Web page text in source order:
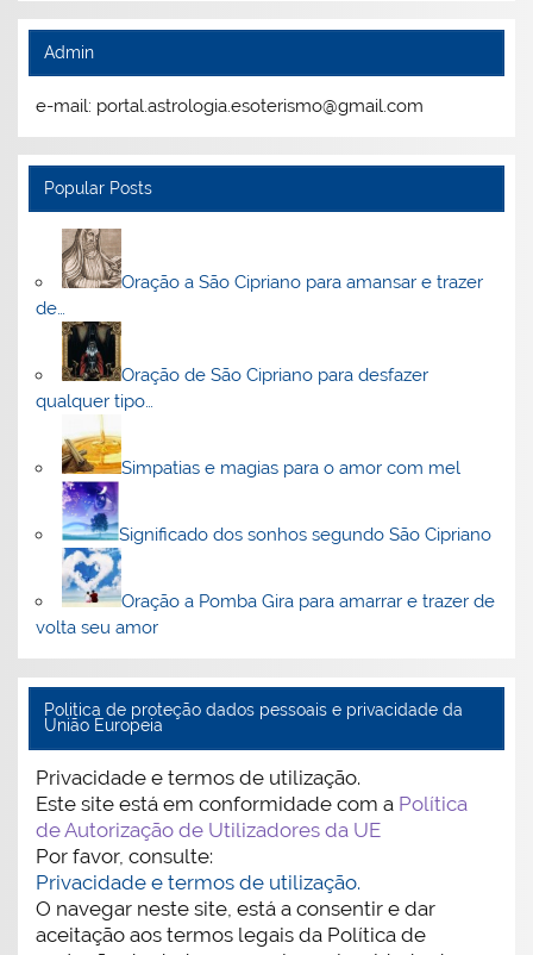
Admin
e-mail: portal.astrologia.esoterismo@gmail.com
Popular Posts
Oração a São Cipriano para amansar e trazer
de…
Oração de São Cipriano para desfazer
qualquer tipo…
Simpatias e magias para o amor com mel
Significado dos sonhos segundo São Cipriano
Oração a Pomba Gira para amarrar e trazer de
volta seu amor
Politica de proteção dados pessoais e privacidade da
União Europeia
Privacidade e termos de utilização.
Este site está em conformidade com a Política
de Autorização de Utilizadores da UE
Por favor, consulte:
Privacidade e termos de utilização.
O navegar neste site, está a consentir e dar
aceitação aos termos legais da Política de